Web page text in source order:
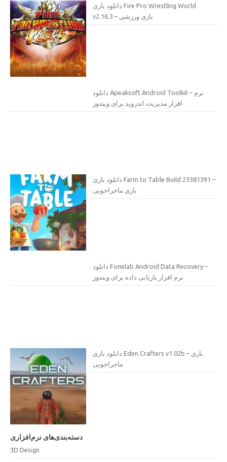
دانلود بازی Fire Pro Wrestling World
v2.16.3 – بازی ورزشی
دانلود Apeaksoft Android Toolkit – نرم
افزار مدیریت اندروید برای ویندوز
دانلود بازی Farm to Table Build 23381391 –
بازی ماجراجویی
دانلود Fonelab Android Data Recovery –
نرم افزار بازیابی داده برای ویندوز
دانلود بازی Eden Crafters v1.02b – بازی
ماجراجویی
دسته‌بندی‌های نرم‌افزاری
3D Design